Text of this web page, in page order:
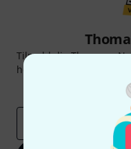
Tilmeld dig Thomann
held kan du vinde en af
Inspirerende bidrag